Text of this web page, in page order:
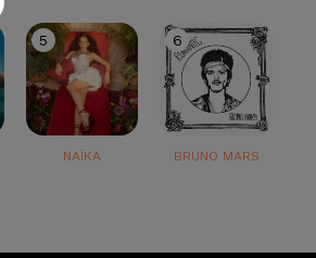
5
NAÏKA
6
BRUNO MARS